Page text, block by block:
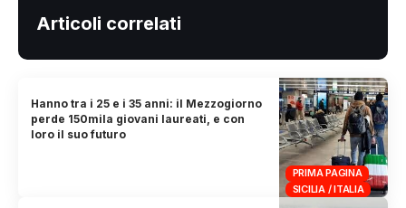
Articoli correlati
PRIMA PAGINA
SICILIA / ITALIA
Hanno tra i 25 e i 35 anni: il Mezzogiorno
perde 150mila giovani laureati, e con
loro il suo futuro